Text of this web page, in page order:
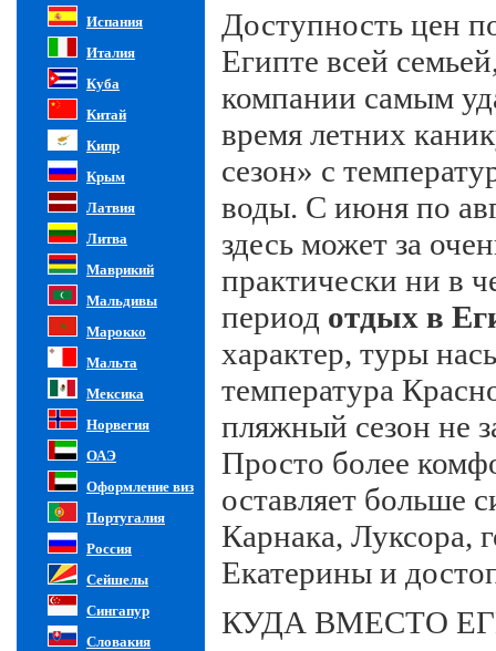
Испания
Италия
Куба
Китай
Кипр
Крым
Латвия
Литва
Маврикий
Мальдивы
Марокко
Мальта
Мексика
Норвегия
ОАЭ
Оформление виз
Португалия
Россия
Сейшелы
Сингапур
Словакия
Доступность цен
Египте всей
компании самым
время летних
сезон» с
воды. С июня по
здесь может за
практически ни в
период отдых в
характер, туры
температура
пляжный сезон не
Просто более
оставляет больше
Карнака, Луксора,
Екатерины и
КУДА ВМЕСТО